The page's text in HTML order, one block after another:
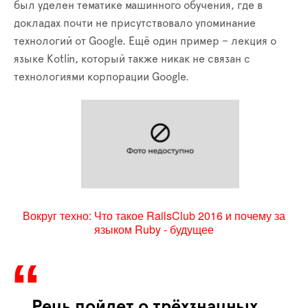
был уделен тематике машинного обучения, где в
докладах почти не присутствовало упоминание
технологий от Google. Ещё один пример – лекция о
языке Kotlin, который также никак не связан с
технологиями корпорации Google.
Вокруг техно: Что такое RailsClub 2016 и почему за
языком Ruby - будущее